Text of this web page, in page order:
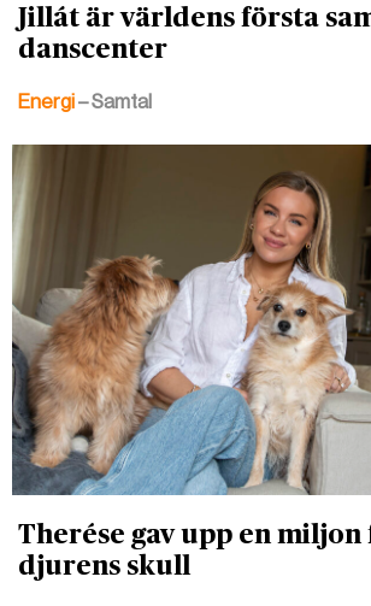
Jillát är världens första
danscenter
Energi– Samtal
Therése gav upp en
djurens skull